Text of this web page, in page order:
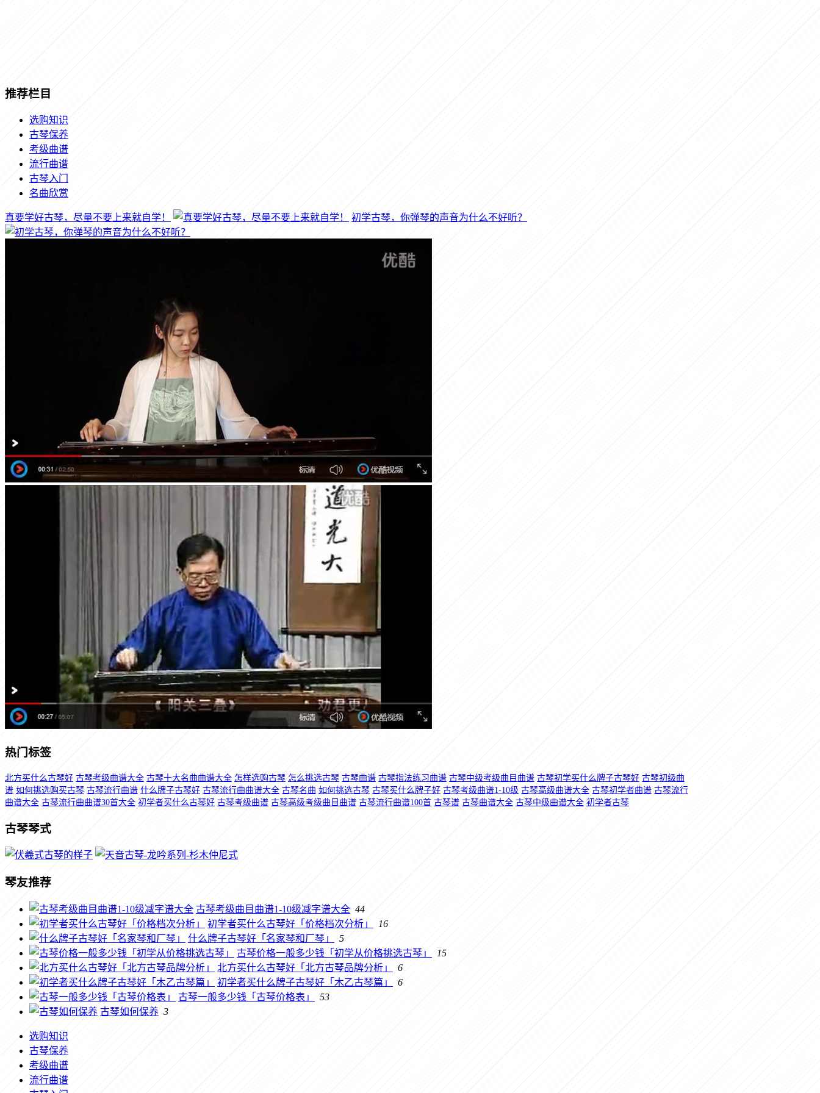
推荐栏目
选购知识
古琴保养
考级曲谱
流行曲谱
古琴入门
名曲欣赏
真要学好古琴，尽量不要上来就自学！ 初学古琴，你弹琴的声音为什么不好听？
热门标签
北方买什么古琴好 古琴考级曲谱大全 古琴十大名曲曲谱大全 怎样选购古琴 怎么挑选古琴 古琴曲谱 古琴指法练习曲谱 古琴中级考级曲目曲谱 古琴初学买什么牌子古琴好 古琴初级曲
谱 如何挑选购买古琴 古琴流行曲谱 什么牌子古琴好 古琴流行曲曲谱大全 古琴名曲 如何挑选古琴 古琴买什么牌子好 古琴考级曲谱1-10级 古琴高级曲谱大全 古琴初学者曲谱 古琴流行
曲谱大全 古琴流行曲曲谱30首大全 初学者买什么古琴好 古琴考级曲谱 古琴高级考级曲目曲谱 古琴流行曲谱100首 古琴谱 古琴曲谱大全 古琴中级曲谱大全 初学者古琴
古琴琴式
琴友推荐
古琴考级曲目曲谱1-10级减字谱大全 44
初学者买什么古琴好「价格档次分析」
16
什么牌子古琴好「名家琴和厂琴」
5
古琴价格一般多少钱「初学从价格挑选古琴」
15
北方买什么古琴好「北方古琴品牌分析」
6
初学者买什么牌子古琴好「木乙古琴篇」
6
古琴一般多少钱「古琴价格表」
53
古琴如何保养 3
选购知识
古琴保养
考级曲谱
流行曲谱